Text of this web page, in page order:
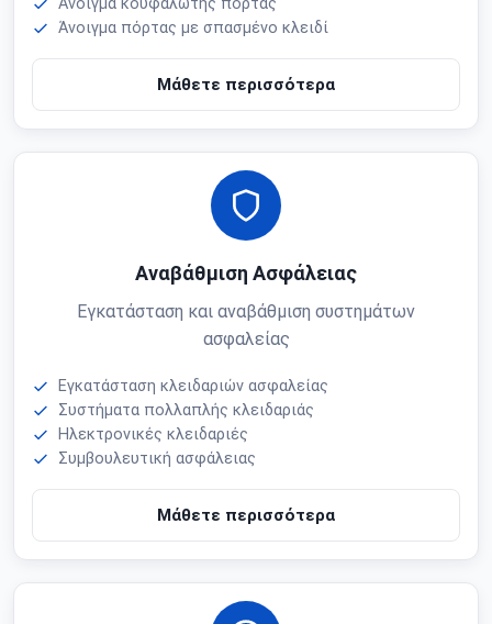
Άνοιγμα κουφαλωτής πόρτας
Άνοιγμα πόρτας με σπασμένο κλειδί
Μάθετε περισσότερα
Αναβάθμιση Ασφάλειας
Εγκατάσταση και αναβάθμιση συστημάτων
ασφαλείας
Εγκατάσταση κλειδαριών ασφαλείας
Συστήματα πολλαπλής κλειδαριάς
Ηλεκτρονικές κλειδαριές
Συμβουλευτική ασφάλειας
Μάθετε περισσότερα